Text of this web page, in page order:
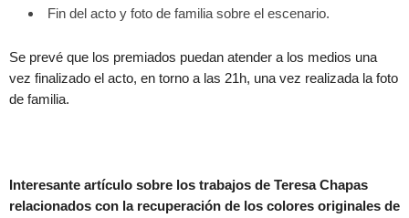
Fin del acto y foto de familia sobre el escenario.
Se prevé que los premiados puedan atender a los medios una
vez finalizado el acto, en torno a las 21h, una vez realizada la foto
de familia.
Interesante artículo sobre los trabajos de Teresa Chapas
relacionados con la recuperación de los colores originales de